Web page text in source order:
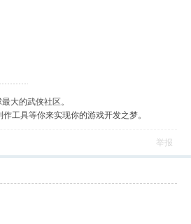
大的武侠社区。
工具等你来实现你的游戏开发之梦。
举报